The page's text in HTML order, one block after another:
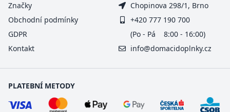
Značky
Obchodní podmínky
GDPR
Kontakt
Chopinova 298/1, Brno
+420 777 190 700
(Po - Pá 8:00 - 16:00)
info@domacidoplnky.cz
PLATEBNÍ METODY